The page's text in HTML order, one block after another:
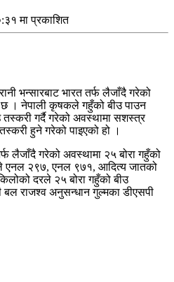
मा प्रकाशित
भन्सारबाट भारत तर्फ लैजाँदै गरेको
छ । नेपाली कृषकले गहुँको बीउ पाउन
गर्दै गरेको अवस्थामा सशस्त्र
हुने गरेको पाइएको हो ।
लैजाँदै गरेको अवस्थामा २५ बोरा गहुँको
एनल २९७, एनल ९७१, आदित्य जातको
दरले २५ बोरा गहुँको बीउ
बल राजश्व अनुसन्धान गुल्मका डीएसपी